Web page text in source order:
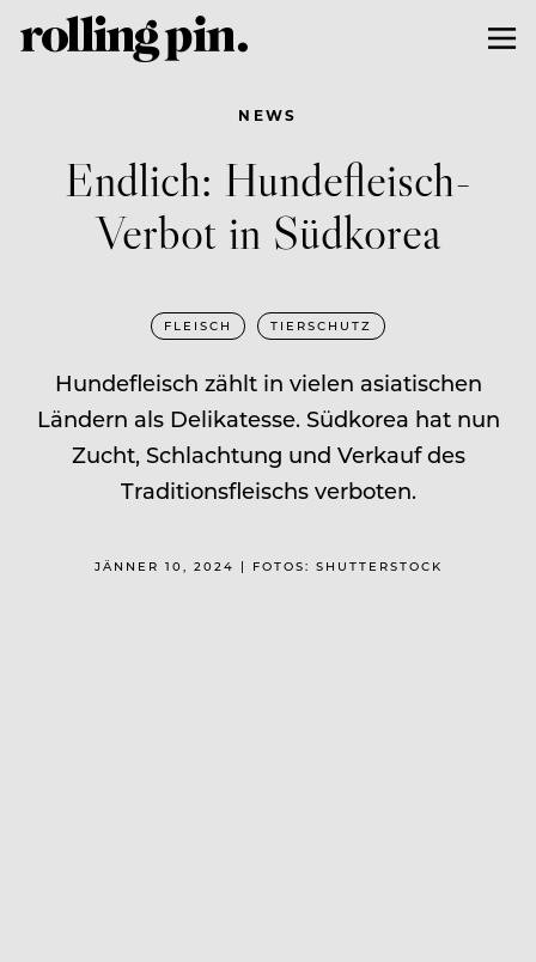
NEWS
Endlich: Hundefleisch-
Verbot in Südkorea
FLEISCH TIERSCHUTZ
Hundefleisch zählt in vielen asiatischen
Ländern als Delikatesse. Südkorea hat nun
Zucht, Schlachtung und Verkauf des
Traditionsfleischs verboten.
JÄNNER 10, 2024 | FOTOS: SHUTTERSTOCK